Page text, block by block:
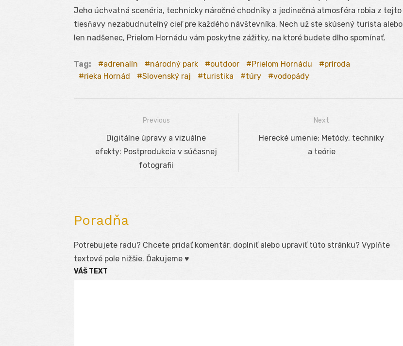
Jeho úchvatná scenéria, technicky náročné chodníky a jedinečná atmosféra robia z tejto
tiesňavy nezabudnuteľný cieľ pre každého návštevníka. Nech už ste skúsený turista alebo
len nadšenec, Prielom Hornádu vám poskytne zážitky, na ktoré budete dlho spomínať.
Tag: adrenalín národný park outdoor Prielom Hornádu
príroda
rieka Hornád
Slovenský raj turistika túry vodopády
Navigácia
Previous
Previous
post:
Digitálne úpravy a vizuálne
efekty: Postprodukcia v súčasnej
fotografii
Next
Next
Herecké umenie: Metódy, techniky
a teórie
Poradňa
Potrebujete radu? Chcete pridať komentár, doplniť alebo upraviť túto stránku? Vyplňte
textové pole nižšie. Ďakujeme ♥
VÁŠ TEXT